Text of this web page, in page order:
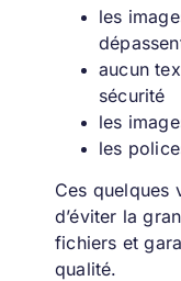
les
aucun
sécurité
les
les
Ces quelques
d’éviter la
fichiers et
qualité.